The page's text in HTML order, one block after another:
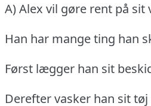
A) Alex vil gøre rent på sit
Han har mange ting han
Først lægger han sit
Derefter vasker han sit